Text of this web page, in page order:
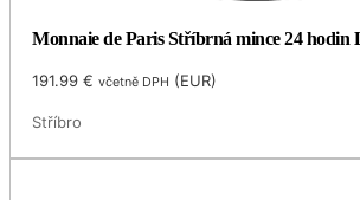
Monnaie de Paris Stříbrná mince 24 hodin
191.99€ včetně DPH (EUR)
Stříbro